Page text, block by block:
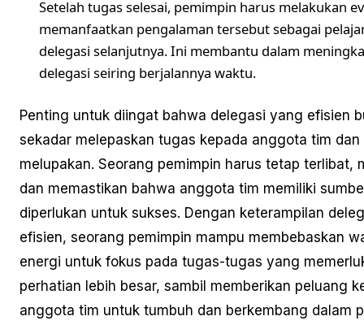
Setelah tugas selesai, pemimpin harus melakukan
memanfaatkan pengalaman tersebut sebagai
delegasi selanjutnya. Ini membantu dalam
delegasi seiring berjalannya waktu.
Penting untuk diingat bahwa delegasi yang efisien
sekadar melepaskan tugas kepada anggota tim dan
melupakan. Seorang pemimpin harus tetap terlibat,
dan memastikan bahwa anggota tim memiliki
diperlukan untuk sukses. Dengan keterampilan
efisien, seorang pemimpin mampu membebaskan
energi untuk fokus pada tugas-tugas yang
perhatian lebih besar, sambil memberikan peluang
anggota tim untuk tumbuh dan berkembang dalam